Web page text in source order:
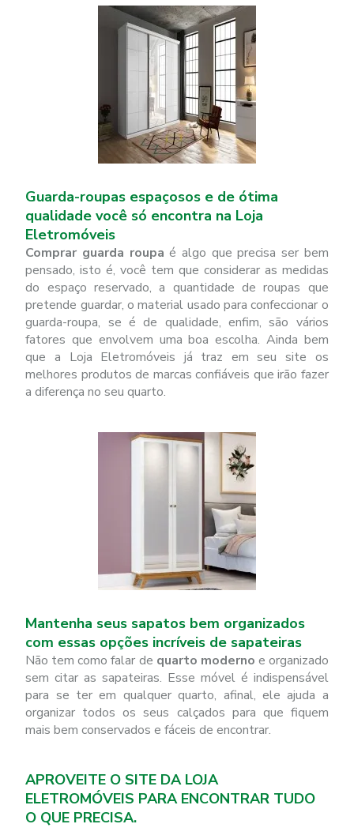
Guarda-roupas espaçosos e de ótima
qualidade você só encontra na Loja
Eletromóveis
Comprar guarda roupa é algo que precisa ser bem
pensado, isto é, você tem que considerar as medidas
do espaço reservado, a quantidade de roupas que
pretende guardar, o material usado para confeccionar o
guarda-roupa, se é de qualidade, enfim, são vários
fatores que envolvem uma boa escolha. Ainda bem
que a Loja Eletromóveis já traz em seu site os
melhores produtos de marcas confiáveis que irão fazer
a diferença no seu quarto.
Mantenha seus sapatos bem organizados
com essas opções incríveis de sapateiras
Não tem como falar de quarto moderno e organizado
sem citar as sapateiras. Esse móvel é indispensável
para se ter em qualquer quarto, afinal, ele ajuda a
organizar todos os seus calçados para que fiquem
mais bem conservados e fáceis de encontrar.
APROVEITE O SITE DA LOJA
ELETROMÓVEIS PARA ENCONTRAR TUDO
O QUE PRECISA.